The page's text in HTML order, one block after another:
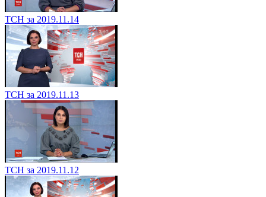
ТСН за 2019.11.14
ТСН за 2019.11.13
ТСН за 2019.11.12